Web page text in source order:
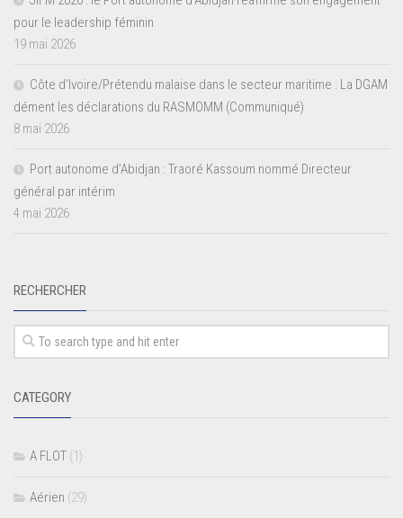
pour le leadership féminin
19 mai 2026
Côte d’Ivoire/Prétendu malaise dans le secteur maritime : La DGAM
dément les déclarations du RASMOMM (Communiqué)
8 mai 2026
Port autonome d’Abidjan : Traoré Kassoum nommé Directeur
général par intérim
4 mai 2026
RECHERCHER
CATEGORY
A FLOT (1)
Aérien (29)